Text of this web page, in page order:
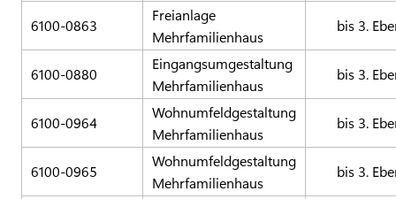
6100-0863
Freianlage
Mehrfamilienhaus
bis 3.
6100-0880
Eingangsumgestaltung
Mehrfamilienhaus
bis 3.
6100-0964
Wohnumfeldgestaltung
Mehrfamilienhaus
bis 3.
6100-0965
Wohnumfeldgestaltung
Mehrfamilienhaus
bis 3.